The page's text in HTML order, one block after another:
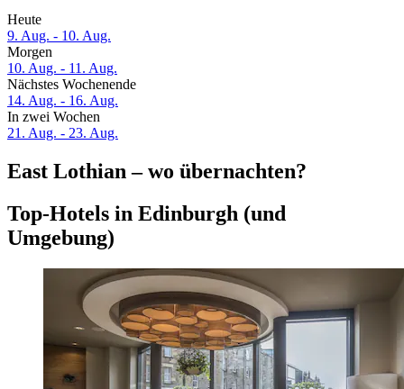
Heute
9. Aug. - 10. Aug.
Morgen
10. Aug. - 11. Aug.
Nächstes Wochenende
14. Aug. - 16. Aug.
In zwei Wochen
21. Aug. - 23. Aug.
East Lothian – wo übernachten?
Top-Hotels in Edinburgh (und
Umgebung)